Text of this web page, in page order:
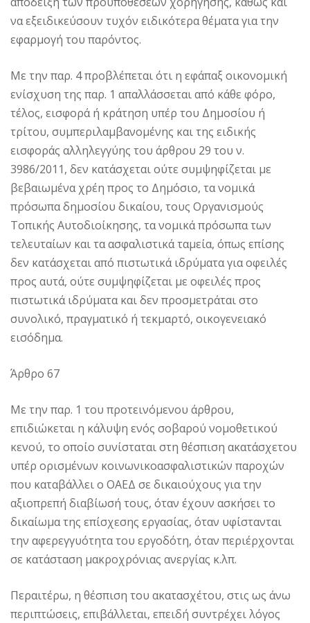
να εξειδικεύσουν τυχόν ειδικότερα θέματα για την
εφαρμογή του παρόντος.
Με την παρ. 4 προβλέπεται ότι η εφάπαξ οικονομική
ενίσχυση της παρ. 1 απαλλάσσεται από κάθε φόρο,
τέλος, εισφορά ή κράτηση υπέρ του Δημοσίου ή
τρίτου, συμπεριλαμβανομένης και της ειδικής
εισφοράς αλληλεγγύης του άρθρου 29 του ν.
3986/2011, δεν κατάσχεται ούτε συμψηφίζεται με
βεβαιωμένα χρέη προς το Δημόσιο, τα νομικά
πρόσωπα δημοσίου δικαίου, τους Οργανισμούς
Τοπικής Αυτοδιοίκησης, τα νομικά πρόσωπα των
τελευταίων και τα ασφαλιστικά ταμεία, όπως επίσης
δεν κατάσχεται από πιστωτικά ιδρύματα για οφειλές
προς αυτά, ούτε συμψηφίζεται με οφειλές προς
πιστωτικά ιδρύματα και δεν προσμετράται στο
συνολικό, πραγματικό ή τεκμαρτό, οικογενειακό
εισόδημα.
Άρθρο 67
Με την παρ. 1 του προτεινόμενου άρθρου,
επιδιώκεται η κάλυψη ενός σοβαρού νομοθετικού
κενού, το οποίο συνίσταται στη θέσπιση ακατάσχετου
υπέρ ορισμένων κοινωνικοασφαλιστικών παροχών
που καταβάλλει ο ΟΑΕΔ σε δικαιούχους για την
αξιοπρεπή διαβίωσή τους, όταν έχουν ασκήσει το
δικαίωμα της επίσχεσης εργασίας, όταν υφίστανται
την αφερεγγυότητα του εργοδότη, όταν περιέρχονται
σε κατάσταση μακροχρόνιας ανεργίας κ.λπ.
Περαιτέρω, η θέσπιση του ακατασχέτου, στις ως άνω
περιπτώσεις, επιβάλλεται, επειδή συντρέχει λόγος